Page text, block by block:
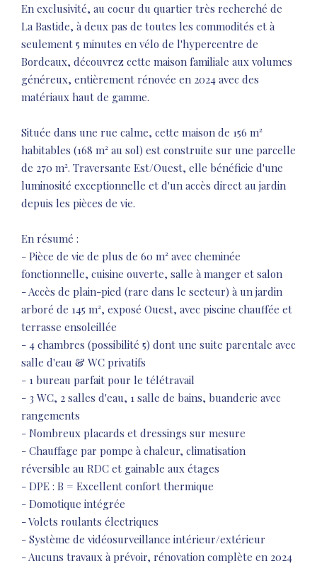
En exclusivité, au coeur du quartier très recherché de
La Bastide, à deux pas de toutes les commodités et à
seulement 5 minutes en vélo de l'hypercentre de
Bordeaux, découvrez cette maison familiale aux volumes
généreux, entièrement rénovée en 2024 avec des
matériaux haut de gamme.
Située dans une rue calme, cette maison de 156 m²
habitables (168 m² au sol) est construite sur une parcelle
de 270 m². Traversante Est/Ouest, elle bénéficie d'une
luminosité exceptionnelle et d'un accès direct au jardin
depuis les pièces de vie.
En résumé :
- Pièce de vie de plus de 60 m² avec cheminée
fonctionnelle, cuisine ouverte, salle à manger et salon
- Accès de plain-pied (rare dans le secteur) à un jardin
arboré de 145 m², exposé Ouest, avec piscine chauffée et
terrasse ensoleillée
- 4 chambres (possibilité 5) dont une suite parentale avec
salle d'eau & WC privatifs
- 1 bureau parfait pour le télétravail
- 3 WC, 2 salles d'eau, 1 salle de bains, buanderie avec
rangements
- Nombreux placards et dressings sur mesure
- Chauffage par pompe à chaleur, climatisation
réversible au RDC et gainable aux étages
- DPE : B = Excellent confort thermique
- Domotique intégrée
- Volets roulants électriques
- Système de vidéosurveillance intérieur/extérieur
- Aucuns travaux à prévoir, rénovation complète en 2024